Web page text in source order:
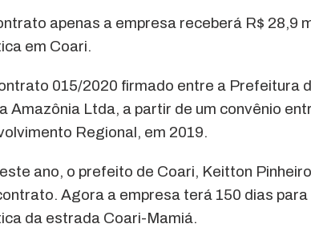
apenas a empresa receberá R$ 28,9
em Coari.
015/2020 firmado entre a Prefeitura
Amazônia Ltda, a partir de um convênio
Regional, em 2019.
ano, o prefeito de Coari, Keitton
Agora a empresa terá 150 dias
da estrada Coari-Mamiá.